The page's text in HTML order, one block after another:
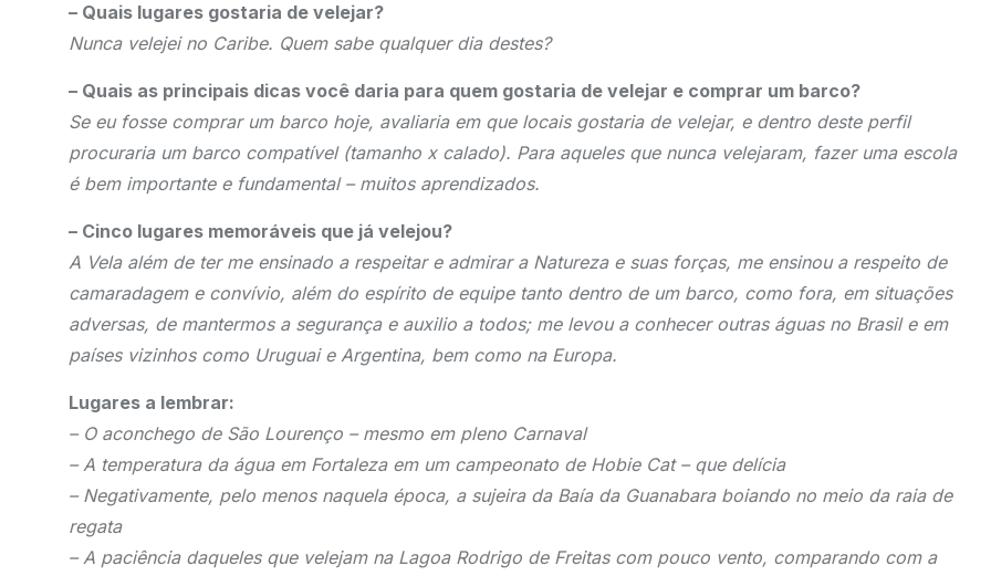
– Quais lugares gostaria de velejar?
Nunca velejei no Caribe. Quem sabe qualquer dia destes?
– Quais as principais dicas você daria para quem gostaria de velejar e comprar um barco?
Se eu fosse comprar um barco hoje, avaliaria em que locais gostaria de velejar, e dentro deste perfil
procuraria um barco compatível (tamanho x calado). Para aqueles que nunca velejaram, fazer uma escola
é bem importante e fundamental – muitos aprendizados.
– Cinco lugares memoráveis que já velejou?
A Vela além de ter me ensinado a respeitar e admirar a Natureza e suas forças, me ensinou a respeito de
camaradagem e convívio, além do espírito de equipe tanto dentro de um barco, como fora, em situações
adversas, de mantermos a segurança e auxilio a todos; me levou a conhecer outras águas no Brasil e em
países vizinhos como Uruguai e Argentina, bem como na Europa.
Lugares a lembrar:
– O aconchego de São Lourenço – mesmo em pleno Carnaval
– A temperatura da água em Fortaleza em um campeonato de Hobie Cat – que delícia
– Negativamente, pelo menos naquela época, a sujeira da Baía da Guanabara boiando no meio da raia de
regata
– A paciência daqueles que velejam na Lagoa Rodrigo de Freitas com pouco vento, comparando com a